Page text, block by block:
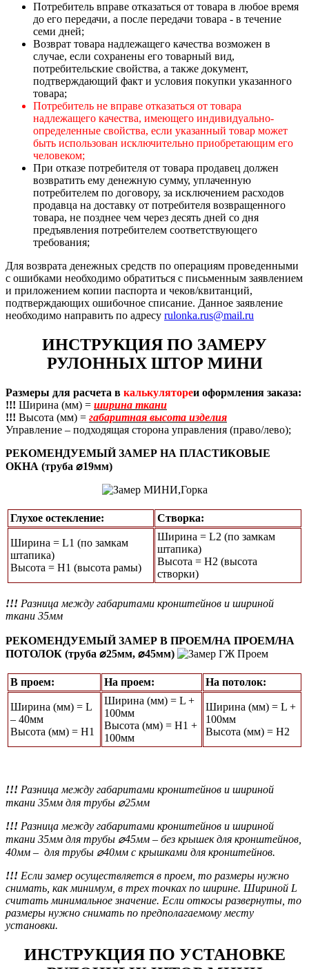
Потребитель вправе отказаться от товара в любое время
до его передачи, а после передачи товара - в течение
семи дней;
Возврат товара надлежащего качества возможен в
случае, если сохранены его товарный вид,
потребительские свойства, а также документ,
подтверждающий факт и условия покупки указанного
товара;
Потребитель не вправе отказаться от товара
надлежащего качества, имеющего индивидуально-
определенные свойства, если указанный товар может
быть использован исключительно приобретающим его
человеком;
При отказе потребителя от товара продавец должен
возвратить ему денежную сумму, уплаченную
потребителем по договору, за исключением расходов
продавца на доставку от потребителя возвращенного
товара, не позднее чем через десять дней со дня
предъявления потребителем соответствующего
требования;
Для возврата денежных средств по операциям проведенными
с ошибками необходимо обратиться с письменным заявлением
и приложением копии паспорта и чеков/квитанций,
подтверждающих ошибочное списание. Данное заявление
необходимо направить по адресу rulonka.rus@mail.ru
ИНСТРУКЦИЯ ПО ЗАМЕРУ
РУЛОННЫХ ШТОР МИНИ
Размеры для расчета в калькулятореи оформления заказа:
!!! Ширина (мм) = ширина ткани
!!! Высота (мм) = габаритная высота изделия
Управление – подходящая сторона управления (право/лево);
РЕКОМЕНДУЕМЫЙ ЗАМЕР НА ПЛАСТИКОВЫЕ
ОКНА (труба ⌀19мм)
Глухое остекление: Створка:
Ширина = L1 (по замкам
штапика)
Высота = Н1 (высота рамы)
Ширина = L2 (по замкам
штапика)
Высота = H2 (высота
створки)
!!! Разница между габаритами кронштейнов и шириной
ткани 35мм
РЕКОМЕНДУЕМЫЙ ЗАМЕР В ПРОЕМ/НА ПРОЕМ/НА
ПОТОЛОК (труба ⌀25мм, ⌀45мм)
В проем: На проем: На потолок:
Ширина (мм) = L
– 40мм
Высота (мм) = Н1
Ширина (мм) = L +
100мм
Высота (мм) = Н1 +
100мм
Ширина (мм) = L +
100мм
Высота (мм) = Н2
!!! Разница между габаритами кронштейнов и шириной
ткани 35мм для трубы ⌀25мм
!!! Разница между габаритами кронштейнов и шириной
ткани 35мм для трубы ⌀45мм – без крышек для кронштейнов,
40мм – для трубы ⌀40мм с крышками для кронштейнов.
!!! Если замер осуществляется в проем, то размеры нужно
снимать, как минимум, в трех точках по ширине. Шириной L
считать минимальное значение. Если откосы развернуты, то
размеры нужно снимать по предполагаемому месту
установки.
ИНСТРУКЦИЯ ПО УСТАНОВКЕ